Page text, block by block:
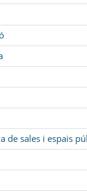
de sales i espais